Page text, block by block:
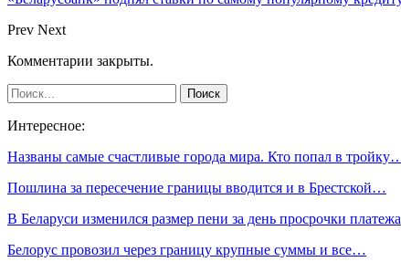
Prev Next
Комментарии закрыты.
Интересное:
Названы самые счастливые города мира. Кто попал в
Пошлина за пересечение границы вводится и в Брестской…
В Беларуси изменился размер пени за день просрочки платежа
Белорус провозил через границу крупные суммы и все…